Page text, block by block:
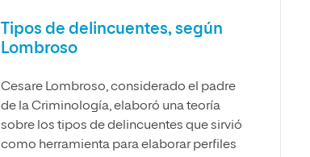
Tipos de delincuentes, según
Lombroso
Cesare Lombroso, considerado el padre
de la Criminología, elaboró una teoría
sobre los tipos de delincuentes que sirvió
como herramienta para elaborar perfiles